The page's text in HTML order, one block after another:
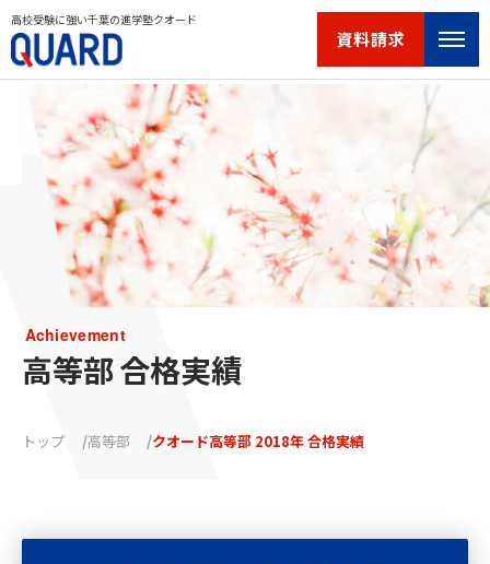
高校受験に強い千葉の進学塾クオード
資料請求
Achievement
高等部 合格実績
トップ 高等部 クオード高等部 2018年 合格実績